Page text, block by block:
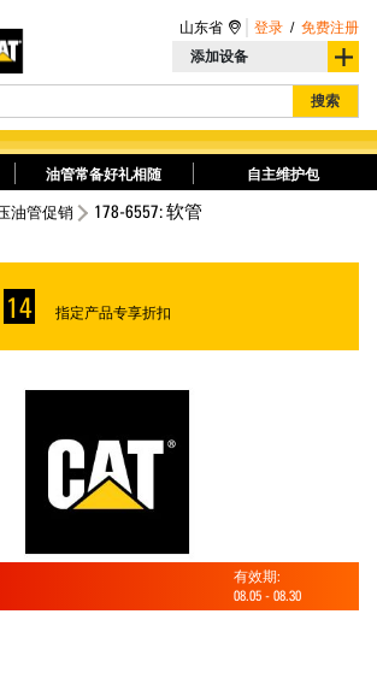
添加设备
搜索
山东省 登录 / 免费注册
油管常备好礼相随 自主维护包
油管促销 178-6557: 软管
14 指定产品专享折扣
有效期:
08.05 - 08.30